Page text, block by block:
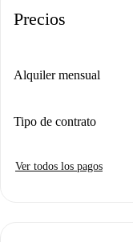
Precios
Alquiler mensual
Tipo de contrato
Ver todos los pagos